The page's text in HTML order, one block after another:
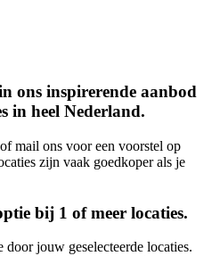
ons inspirerende aanbod
in heel Nederland.
mail ons voor een voorstel op
zijn vaak goedkoper als je
bij 1 of meer locaties.
jouw geselecteerde locaties.